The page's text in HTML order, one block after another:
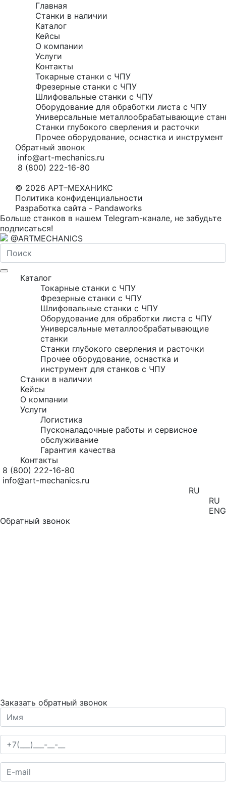
Главная
Станки в наличии
Каталог
Кейсы
О компании
Услуги
Контакты
Токарные станки с ЧПУ
Фрезерные станки с ЧПУ
Шлифовальные станки с ЧПУ
Оборудование для обработки листа с ЧПУ
Универсальные металлообрабатывающие
Станки глубокого сверления и расточки
Прочее оборудование, оснастка и
Обратный звонок
info@art-mechanics.ru
8 (800) 222-16-80
© 2026 АРТ–МЕХАНИКС
Политика конфиденциальности
Разработка сайта - Pandaworks
Больше станков в нашем Telegram-канале, не забудьте
подписаться!
@ARTMECHANICS
Каталог
Токарные станки с ЧПУ
Фрезерные станки с ЧПУ
Шлифовальные станки с ЧПУ
Оборудование для обработки листа с ЧПУ
Универсальные металлообрабатывающие
станки
Станки глубокого сверления и расточки
Прочее оборудование, оснастка и
инструмент для станков с ЧПУ
Станки в наличии
Кейсы
О компании
Услуги
Логистика
Пусконаладочные работы и сервисное
обслуживание
Гарантия качества
Контакты
8 (800) 222-16-80
info@art-mechanics.ru
RU
RU
ENG
Обратный звонок
Заказать обратный звонок